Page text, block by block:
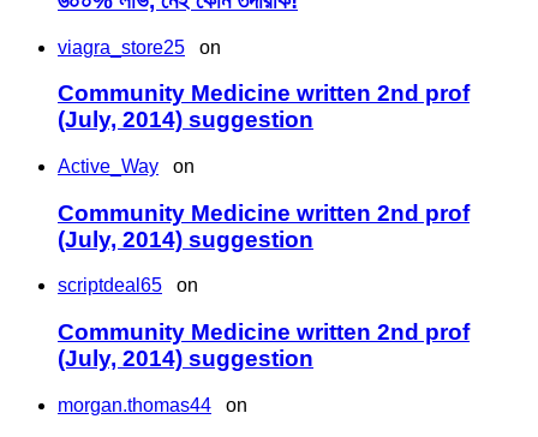
viagra_store25 on
Community Medicine written 2nd prof
(July, 2014) suggestion
Active_Way on
Community Medicine written 2nd prof
(July, 2014) suggestion
scriptdeal65 on
Community Medicine written 2nd prof
(July, 2014) suggestion
morgan.thomas44 on